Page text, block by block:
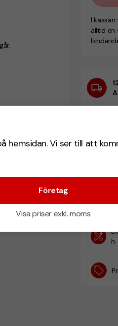
hemsidan. Vi ser till att
Företag
Visa priser exkl. moms
I
alltid en
h